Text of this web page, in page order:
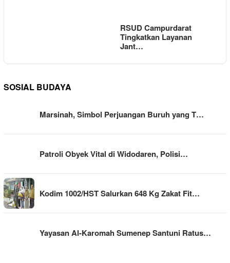
RSUD Campurdarat
Tingkatkan Layanan
Jant…
SOSIAL BUDAYA
Marsinah, Simbol Perjuangan Buruh yang T…
Patroli Obyek Vital di Widodaren, Polisi…
Kodim 1002/HST Salurkan 648 Kg Zakat Fit…
Yayasan Al-Karomah Sumenep Santuni Ratus…